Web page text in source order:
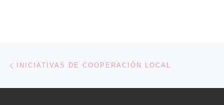
Navegación de entradas
INICIATIVAS DE COOPERACIÓN LOCAL